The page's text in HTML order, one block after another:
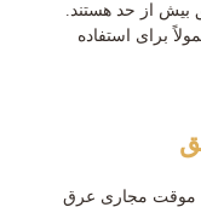
بیش از حد هستند.
برای استفاده
موقت مجاری عرق